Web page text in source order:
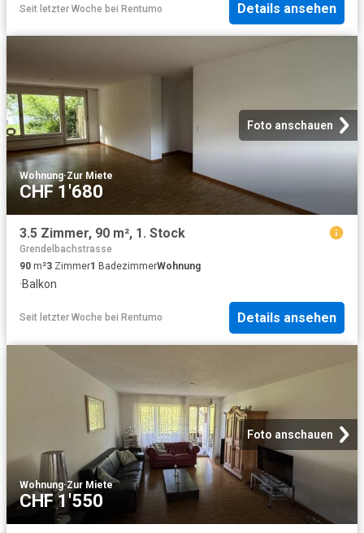
Seit letzter Woche bei Rentumo Details ansehen
Foto anschauen
Wohnung·Zur Miete
CHF 1'680
3.5 Zimmer, 90 m², 1. Stock
Grendelbachstrasse
90 m²3 Zimmer1 BadezimmerWohnung
·Balkon
Seit letzter Woche bei Rentumo Details ansehen
Foto anschauen
Wohnung·Zur Miete
CHF 1'550